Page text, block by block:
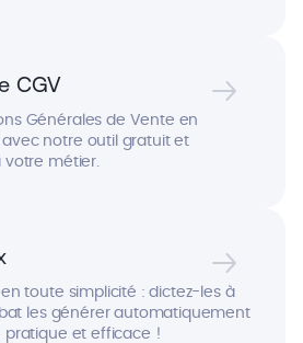
CGV
Générales de Vente en
notre outil gratuit et
votre métier.
en toute simplicité : dictez-les à
les générer automatiquement
pratique et efficace !